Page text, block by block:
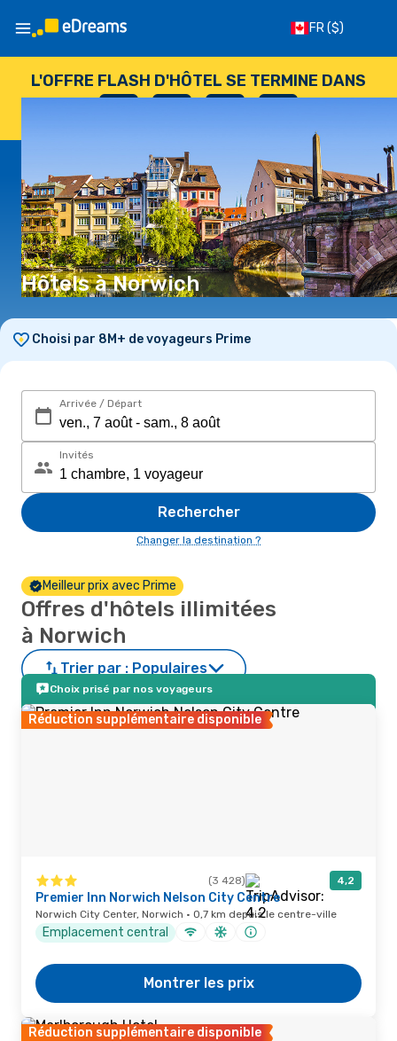
FR($)
L'OFFRE FLASH D'HÔTEL SE TERMINE DANS
Hôtels à Norwich
Choisi par 8M+ de voyageurs Prime
Arrivée / Départ
Invités
Rechercher
Changer la destination ?
Meilleur prix avec Prime
Offres d'hôtels illimitées
à Norwich
Trier par : Populaires
Choix prisé par nos voyageurs
Réduction supplémentaire disponible
(3 428) 4,2
Premier Inn Norwich Nelson City Centre
Norwich City Center, Norwich · 0,7 km depuis le centre-ville
Emplacement central
Montrer les prix
Réduction supplémentaire disponible